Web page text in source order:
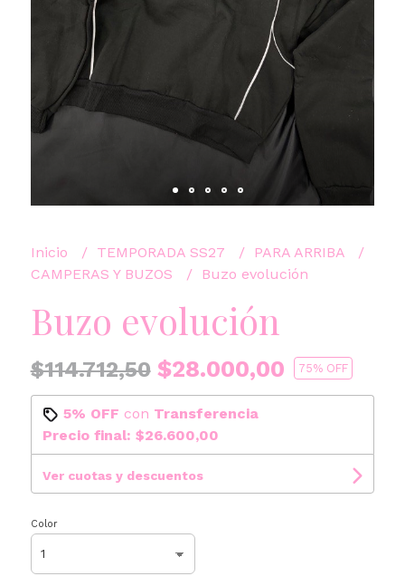
Inicio TEMPORADA SS27
PARA ARRIBA
CAMPERAS Y BUZOS
Buzo evolución
Buzo evolución
$114.712,50$28.000,00 75% OFF
5% OFF con Transferencia
Precio final: $26.600,00
Ver cuotas y descuentos
Color